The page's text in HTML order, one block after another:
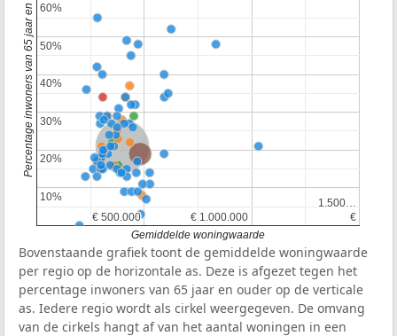
Nederland
Provincie Noord-Holland
€ 500.000
€ 500.000 € 1.000.000
€ 1.000.000 €
€
1.500…
1.500…
10%
10%
20%
20%
30%
30%
40%
40%
50%
50%
60%
60%
Gemiddelde woningwaarde
Percentage inwoners van 65 jaar en ouder
Bovenstaande grafiek toont de gemiddelde woningwaarde
per regio op de horizontale as. Deze is afgezet tegen het
percentage inwoners van 65 jaar en ouder op de verticale
as. Iedere regio wordt als cirkel weergegeven. De omvang
van de cirkels hangt af van het aantal woningen in een